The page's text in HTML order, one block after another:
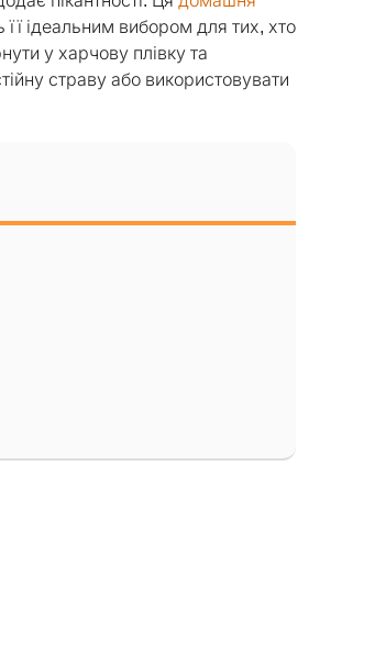
ідеальним вибором для тих, хто
у харчову плівку та
страву або використовувати